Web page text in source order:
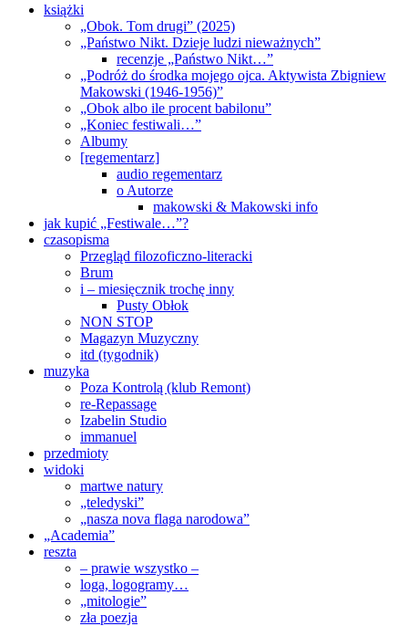
książki
„Obok. Tom drugi” (2025)
„Państwo Nikt. Dzieje ludzi nieważnych”
recenzje „Państwo Nikt…”
„Podróż do środka mojego ojca. Aktywista Zbigniew
Makowski (1946-1956)”
„Obok albo ile procent babilonu”
„Koniec festiwali…”
Albumy
[regementarz]
audio regementarz
o Autorze
makowski & Makowski info
jak kupić „Festiwale…”?
czasopisma
Przegląd filozoficzno-literacki
Brum
i – miesięcznik trochę inny
Pusty Obłok
NON STOP
Magazyn Muzyczny
itd (tygodnik)
muzyka
Poza Kontrolą (klub Remont)
re-Repassage
Izabelin Studio
immanuel
przedmioty
widoki
martwe natury
„teledyski”
„nasza nova flaga narodowa”
„Academia”
reszta
– prawie wszystko –
loga, logogramy…
„mitologie”
zła poezja